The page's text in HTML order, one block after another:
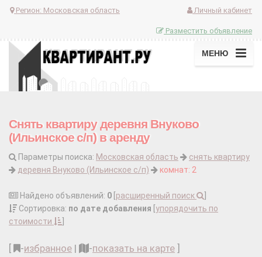
Регион: Московская область Личный кабинет
Разместить объявление
МЕНЮ
Снять квартиру деревня Внуково
(Ильинское с/п) в аренду
Параметры поиска: Московская область
снять квартиру
деревня Внуково (Ильинское с/п)
комнат: 2
Найдено объявлений: 0 расширенный поиск
Сортировка: по дате добавления упорядочить по
стоимости
-избранное | -показать на карте